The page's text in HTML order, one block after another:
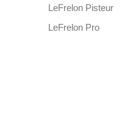
LeFrelon Pisteur
LeFrelon Pro